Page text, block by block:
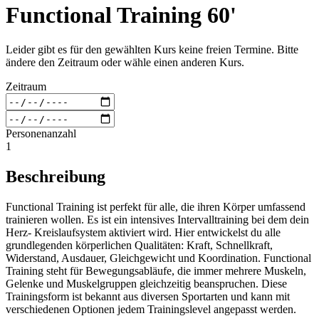
Functional Training 60'
Leider gibt es für den gewählten Kurs keine freien Termine. Bitte
ändere den Zeitraum oder wähle einen anderen Kurs.
Zeitraum
Personenanzahl
1
Beschreibung
Functional Training ist perfekt für alle, die ihren Körper umfassend
trainieren wollen. Es ist ein intensives Intervalltraining bei dem dein
Herz- Kreislaufsystem aktiviert wird. Hier entwickelst du alle
grundlegenden körperlichen Qualitäten: Kraft, Schnellkraft,
Widerstand, Ausdauer, Gleichgewicht und Koordination. Functional
Training steht für Bewegungsabläufe, die immer mehrere Muskeln,
Gelenke und Muskelgruppen gleichzeitig beanspruchen. Diese
Trainingsform ist bekannt aus diversen Sportarten und kann mit
verschiedenen Optionen jedem Trainingslevel angepasst werden.